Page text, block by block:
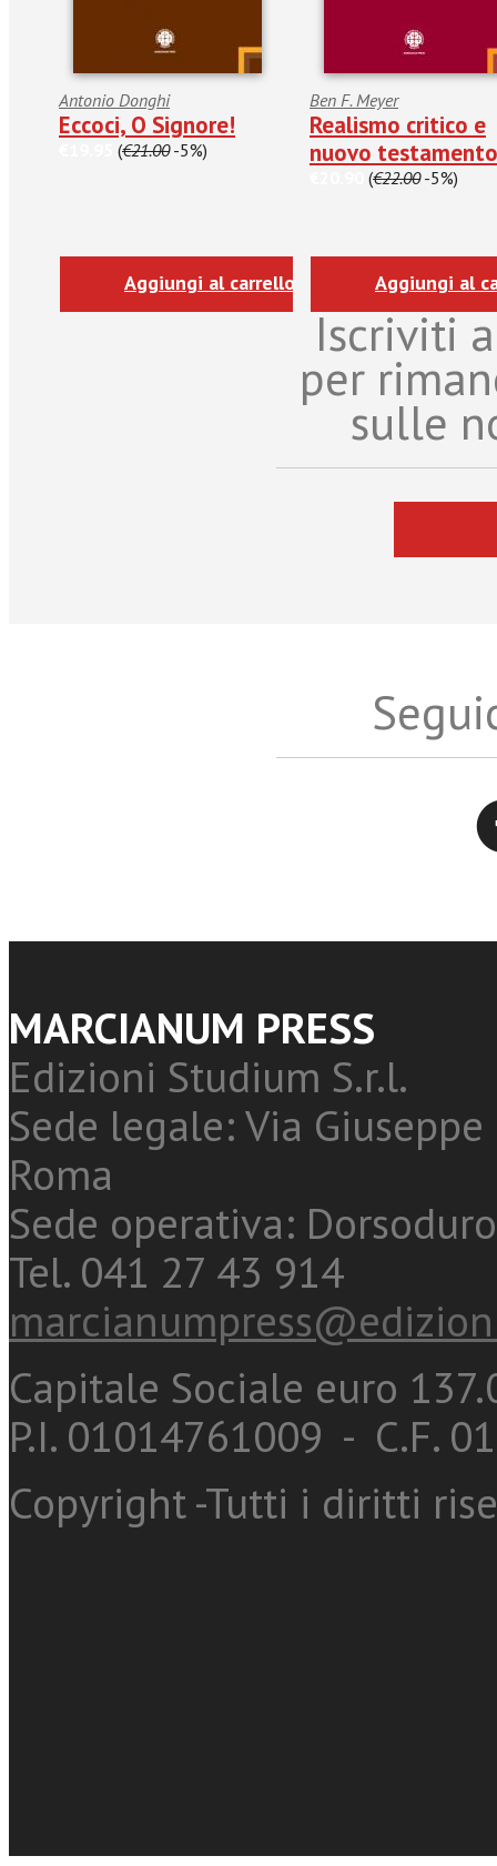
Antonio Donghi
Eccoci, O Signore!
(€21.00-5%)
Aggiungi al carrello
Ben F. Meyer
Realismo critico e
nuovo testamento
(€22.00-5%)
Aggiungi al
Iscriviti
per
sulle
MARCIANUM PRESS
Edizioni Studium S.r.l.
Sede legale: Via
Roma
Sede operativa:
Tel. 041 27 43 914
Capitale Sociale euro
P.I. 01014761009 - C.F.
Copyright -Tutti i diritti